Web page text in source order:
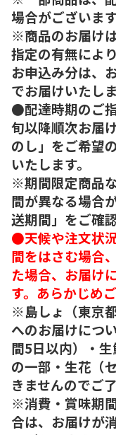
場合がございます
※商品のお届け
指定の有無によ
お申込み分は、
でお届けいたしま
●配達時期のご
旬以降順次お届
のし」をご希望
いたします。
※期間限定商品
間が異なる場合
送期間」をご確
●天候や注文状
間をはさむ場合
た場合、お届け
す。あらかじめ
※島しょ（東京
へのお届けにつ
間5日以内）・生
の一部・生花（
きませんのでご
※消費・賞味期
合は、お届けが